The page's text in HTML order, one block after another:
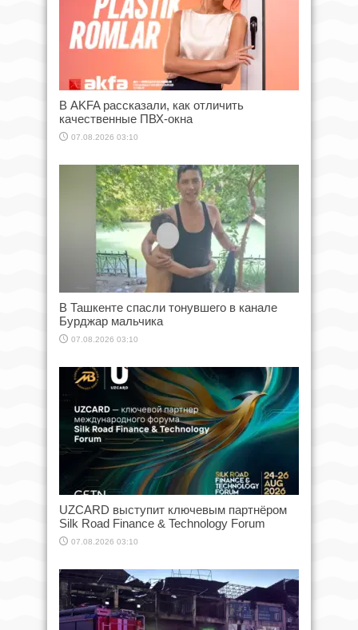
В AKFA рассказали, как отличить
качественные ПВХ-окна
07.08.2026 03:10
В Ташкенте спасли тонувшего в канале
Бурджар мальчика
07.08.2026 03:10
UZCARD выступит ключевым партнёром
Silk Road Finance & Technology Forum
07.08.2026 03:10